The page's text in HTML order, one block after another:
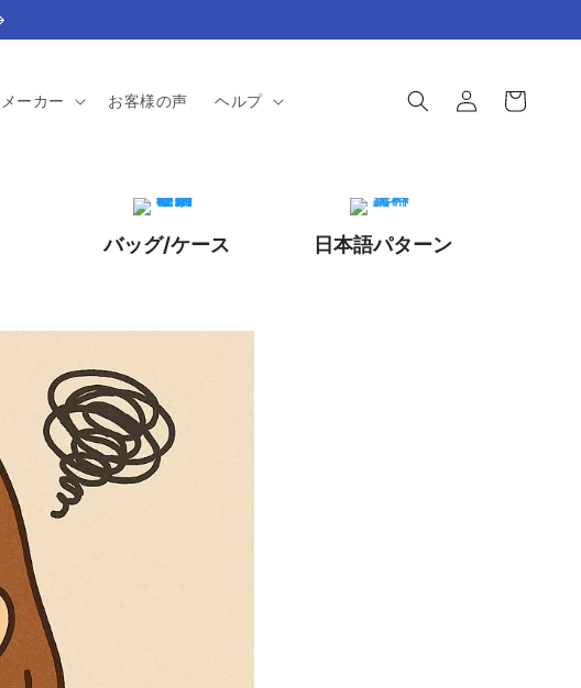
メーカー お客様の声 ヘルプ
グ
イ
ー
バッグ/ケース 日本語パターン